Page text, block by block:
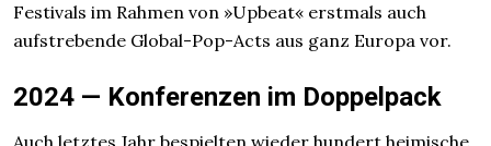
Festivals im Rahmen von »Upbeat« erstmals auch
aufstrebende Global-Pop-Acts aus ganz Europa vor.
2024 — Konferenzen im Doppelpack